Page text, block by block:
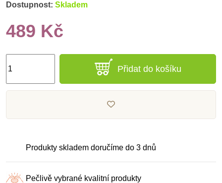
Dostupnost: Skladem
489 Kč
Přidat do košíku
Produkty skladem doručíme do 3 dnů
Pečlivě vybrané kvalitní produkty